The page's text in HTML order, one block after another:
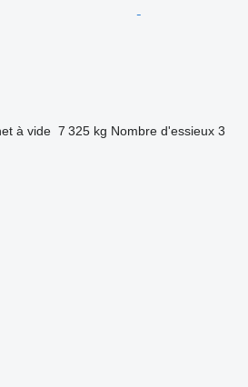
à vide 7 325 kg Nombre d'essieux 3